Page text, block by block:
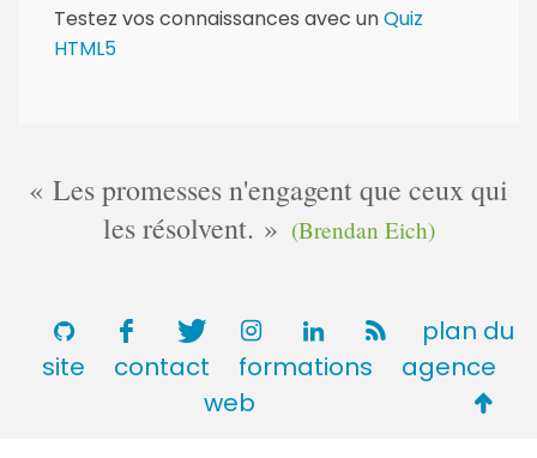
Testez vos connaissances avec unQuiz
HTML5
Les promesses n'engagent que ceux qui
les résolvent.
(Brendan Eich)
plan du
site
contact formations
agence
web